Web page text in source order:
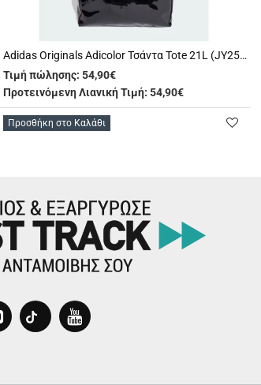
Adidas Originals Adicolor Τσάντα Tote 21L (JY2542)
Τιμή πώλησης: 54,90€
Προτεινόμενη Λιανική Τιμή: 54,90€
Προσθήκη στο Καλάθι